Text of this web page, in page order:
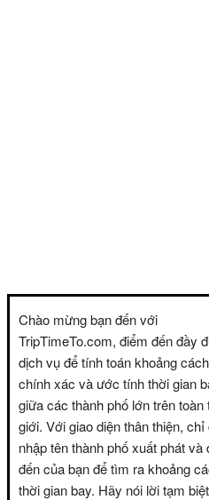
Chào mừng bạn đến với
TripTimeTo.com, điểm đến đầy
dịch vụ để tính toán khoảng cách
chính xác và ước tính thời gian
giữa các thành phố lớn trên toàn
giới. Với giao diện thân thiện, chỉ
nhập tên thành phố xuất phát và
đến của bạn để tìm ra khoảng
thời gian bay. Hãy nói lời tạm